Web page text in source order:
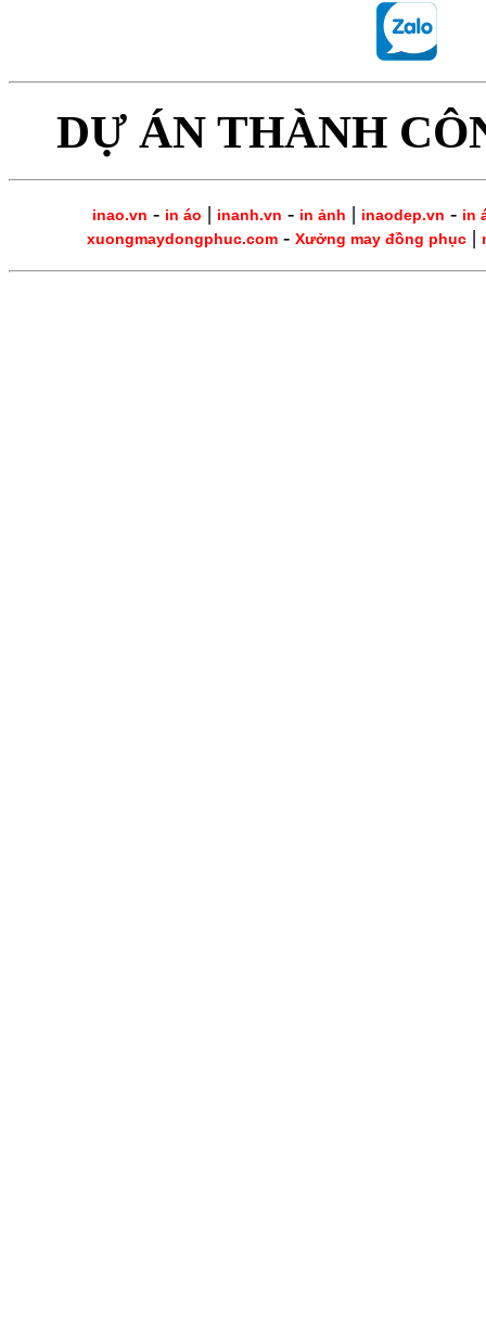
DỰ ÁN THÀNH
inao.vn - in áo | inanh.vn - in ảnh | inaodep.vn - in
xuongmaydongphuc.com- Xưởng may đồng phục|